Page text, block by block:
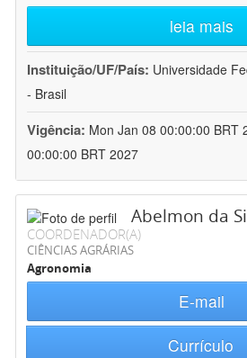
leia mais
Instituição/UF/País: Universidade
- Brasil
Vigência: Mon Jan 08 00:00:00 BRT
00:00:00 BRT 2027
Abelmon da
COORDENADOR(A)
CIÊNCIAS AGRÁRIAS
Agronomia
E-mail
Currículo